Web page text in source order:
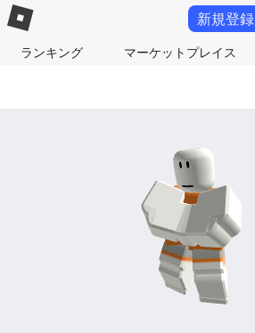
ランキング マーケットプレイス
新規登録